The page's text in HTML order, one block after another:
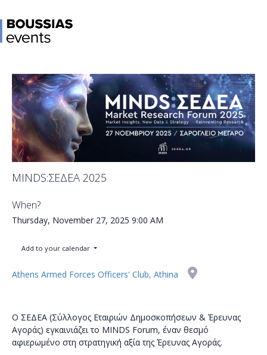
MINDS:ΣΕΔΕΑ 2025
When?
Thursday, November 27, 2025 9:00 AM
Add to your calendar
Athens Armed Forces Officers' Club, Athina
Ο ΣΕΔΕΑ (Σύλλογος Εταιριών Δημοσκοπήσεων & Έρευνας
Αγοράς) εγκαινιάζει το MINDS Forum, έναν θεσμό
αφιερωμένο στη στρατηγική αξία της Έρευνας Αγοράς.